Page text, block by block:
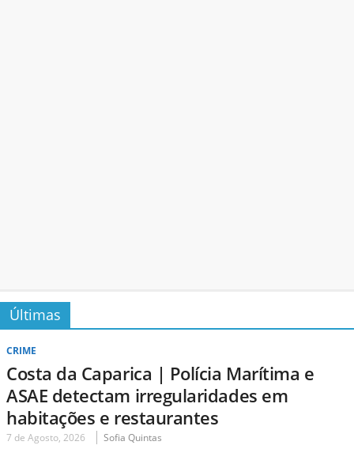
Últimas
CRIME
Costa da Caparica | Polícia Marítima e
ASAE detectam irregularidades em
habitações e restaurantes
7 de Agosto, 2026 Sofia Quintas